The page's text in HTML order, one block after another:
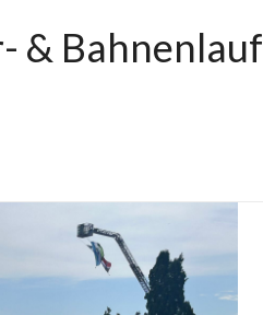
& Bahnenlauf